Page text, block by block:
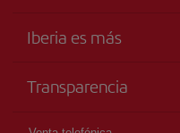
Accesibilidad
Iberia es más
Grupo Iberia
Accionistas e Inversores
Transparencia